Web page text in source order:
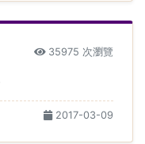
35975 次瀏覽
2017-03-09